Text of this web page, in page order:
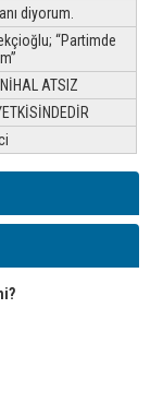
diyorum.
“Partimde
ATSIZ